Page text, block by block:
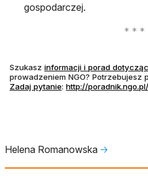
gospodarczej.
Szukasz informacji i porad
prowadzeniem NGO? Potrzebujesz
Zadaj pytanieotwiera się w nowej
: http://
Helena Romanowska 🡢